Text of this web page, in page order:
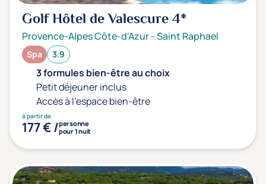
Golf Hôtel de Valescure4*
Provence-Alpes Côte-d'Azur-Saint Raphael
Spa 3.9
3 formules bien-être au choix
Petit déjeuner inclus
Accès à l'espace bien-être
à partir de
177 € /personne
pour 1 nuit